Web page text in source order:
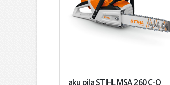
aku pila STIHL MSA 260 C-O